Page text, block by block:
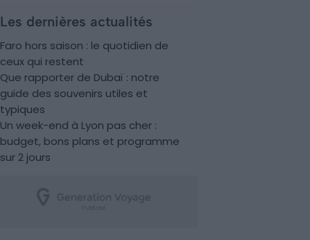
Les dernières actualités
Faro hors saison : le quotidien de
ceux qui restent
Que rapporter de Dubaï : notre
guide des souvenirs utiles et
typiques
Un week-end à Lyon pas cher :
budget, bons plans et programme
sur 2 jours